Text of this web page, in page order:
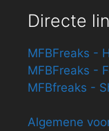
Directe
MFBFreaks -
MFBFreaks -
MFBfreaks -
Algemene